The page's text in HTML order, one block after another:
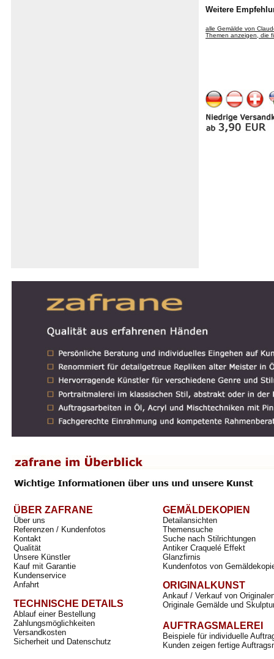
Weitere
alle Gemälde von
Themen anzeigen, die
ÜBER ZAFRANE
Über uns
Referenzen / Kundenfotos
Kontakt
Qualität
Unsere Künstler
Kauf mit Garantie
Kundenservice
Anfahrt
TECHNISCHE DETAILS
Ablauf einer Bestellung
Zahlungsmöglichkeiten
Versandkosten
Sicherheit und Datenschutz
GEMÄLDEKOPIEN
Detailansichten
Themensuche
Suche nach Stilrichtungen
Antiker Craquelé Effekt
Glanzfirnis
Kundenfotos von
ORIGINALKUNST
Ankauf / Verkauf von
Originale Gemälde und
AUFTRAGSMALEREI
Beispiele für individuelle
Kunden zeigen fertige